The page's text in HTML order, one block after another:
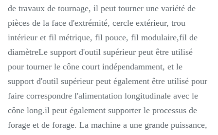
de travaux de tournage, il peut tourner une variété de
pièces de la face d'extrémité, cercle extérieur, trou
intérieur et fil métrique, fil pouce, fil modulaire,fil de
diamètreLe support d'outil supérieur peut être utilisé
pour tourner le cône court indépendamment, et le
support d'outil supérieur peut également être utilisé pour
faire correspondre l'alimentation longitudinale avec le
cône long.il peut également supporter le processus de
forage et de forage. La machine a une grande puissance,